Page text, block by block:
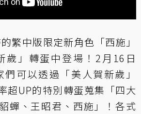
繁中版限定新角色「西施」
歲」轉蛋中登場！2月16日
們可以透過「美人賀新歲」
超UP的特別轉蛋蒐集「四大
蟬、王昭君、西施」！各式